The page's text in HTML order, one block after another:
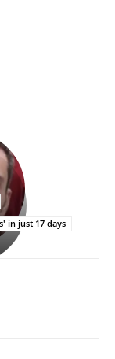
in just 17 days